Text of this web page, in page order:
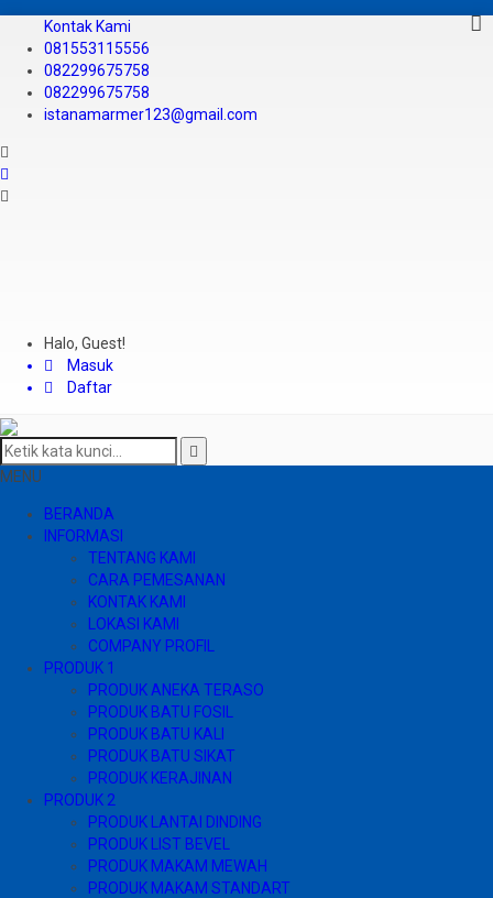
Kontak Kami
081553115556
082299675758
082299675758
istanamarmer123@gmail.com
Halo, Guest!
Masuk
Daftar
MENU
BERANDA
INFORMASI
TENTANG KAMI
CARA PEMESANAN
KONTAK KAMI
LOKASI KAMI
COMPANY PROFIL
PRODUK 1
PRODUK ANEKA TERASO
PRODUK BATU FOSIL
PRODUK BATU KALI
PRODUK BATU SIKAT
PRODUK KERAJINAN
PRODUK 2
PRODUK LANTAI DINDING
PRODUK LIST BEVEL
PRODUK MAKAM MEWAH
PRODUK MAKAM STANDART